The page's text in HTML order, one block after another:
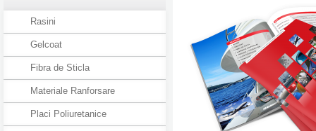
Rasini
Gelcoat
Fibra de Sticla
Materiale Ranforsare
Placi Poliuretanice